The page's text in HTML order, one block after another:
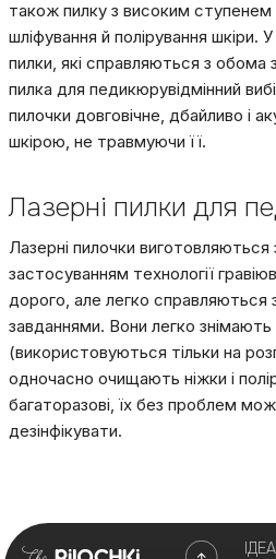
також пилку з високим ступенем
шліфування й полірування шкіри.
пилки, які справляються з обома
пилка для педикюрувідмінний
пилочки довговічне, дбайливо і
шкірою, не травмуючи її.
Лазерні пилки для
Лазерні пилочки виготовляються
застосуванням технології
дорого, але легко справляються
завданнями. Вони легко знімають
(використовуються тільки на
одночасно очищають ніжки і
багаторазові, їх без проблем
дезінфікувати.